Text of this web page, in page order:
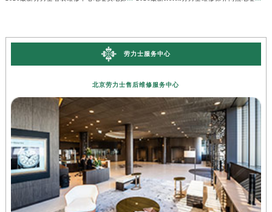
劳力士服务中心
北京劳力士售后维修服务中心